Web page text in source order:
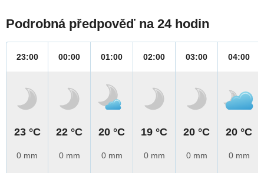
Podrobná předpověď na 24 hodin
23:00
23 °C
0 mm
00:00
22 °C
0 mm
01:00
20 °C
0 mm
02:00
19 °C
0 mm
03:00
20 °C
0 mm
04:00
20 °C
0 mm